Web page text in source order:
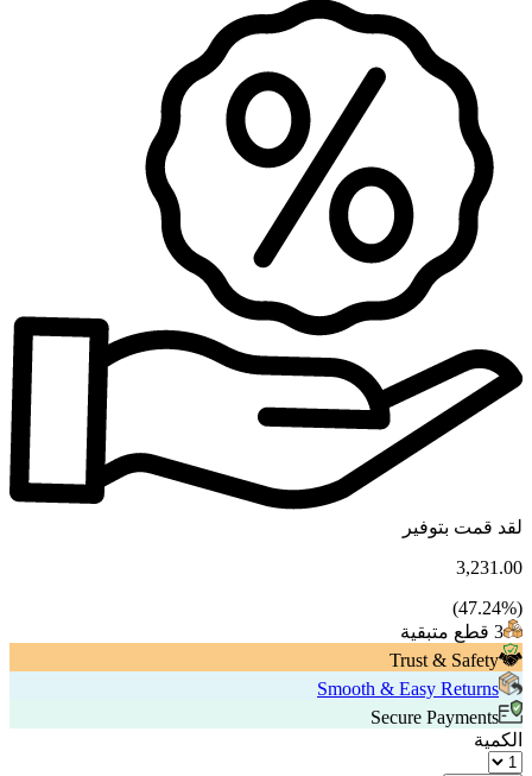
لقد قمت بتوفير
3,231.00
(
47.24%)
3 قطع متبقية
Trust & Safety
Smooth & Easy Returns
Secure Payments
الكمية